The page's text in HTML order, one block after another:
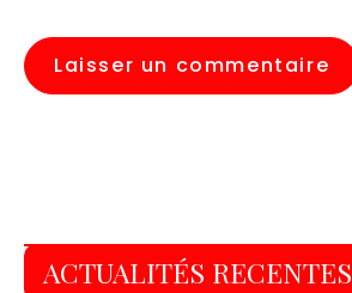
ACTUALITÉS RECENTES